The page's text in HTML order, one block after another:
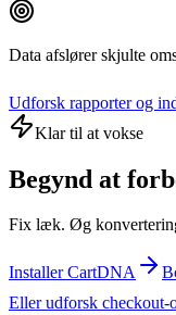
Data afslører skjulte
Udforsk rapporter og
Klar til at vokse
Begynd at
Fix læk. Øg
Installer CartDNA
Eller udforsk checkout-